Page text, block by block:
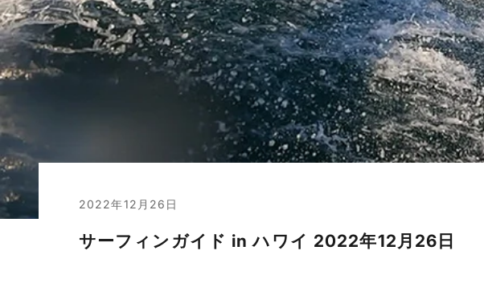
2022年12月26日
サーフィンガイド in ハワイ 2022年12月26日